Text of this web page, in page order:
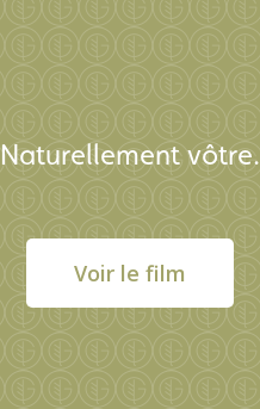
Naturellement vôtre.
Voir le film